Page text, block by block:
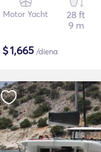
Motor Yacht
28 ft
9 m
$1,665 /diena